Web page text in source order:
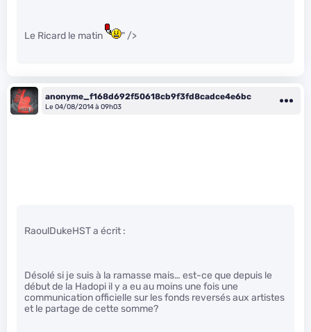
Le Ricard le matin " />
anonyme_f168d692f50618cb9f3fd8cadce4e6bc
Le 04/08/2014 à 09h03
RaoulDukeHST a écrit :
Désolé si je suis à la ramasse mais… est-ce que depuis le
début de la Hadopi il y a eu au moins une fois une
communication officielle sur les fonds reversés aux artistes
et le partage de cette somme?